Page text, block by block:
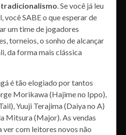
tradicionalismo . Se você já leu
você SABE o que esperar de
um time de jogadores
torneios, o sonho de alcançar
da forma mais clássica
é tão elogiado por tantos
Morikawa (Hajime no Ippo),
Yuuji Terajima (Daiya no A)
Mitsura (Major). As vendas
ver com leitores novos não